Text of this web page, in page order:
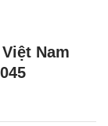
Nam